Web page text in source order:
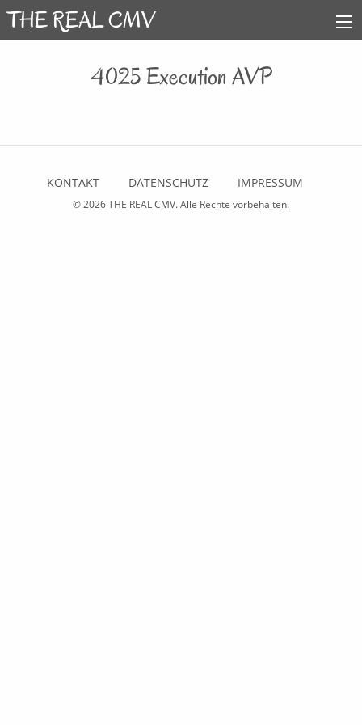
4025 Execution AVP
KONTAKT DATENSCHUTZ IMPRESSUM
© 2026THE REAL CMV. Alle Rechte vorbehalten.